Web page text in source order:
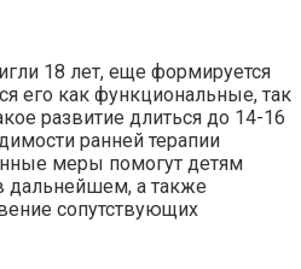
18 лет, еще формируется
его как функциональные, так
развитие длиться до 14-16
ранней терапии
меры помогут детям
дальнейшем, а также
сопутствующих